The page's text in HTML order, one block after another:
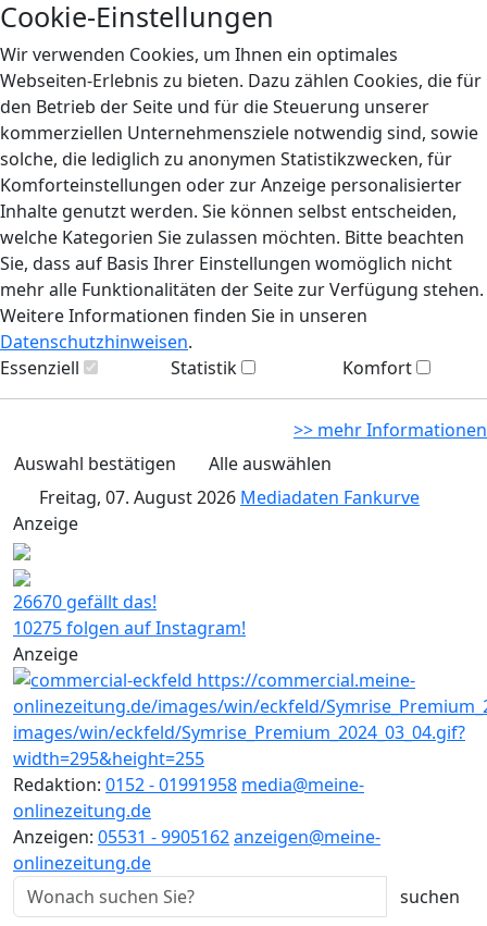
Cookie-Einstellungen
Wir verwenden Cookies, um Ihnen ein optimales
Webseiten-Erlebnis zu bieten. Dazu zählen Cookies, die für
den Betrieb der Seite und für die Steuerung unserer
kommerziellen Unternehmensziele notwendig sind, sowie
solche, die lediglich zu anonymen Statistikzwecken, für
Komforteinstellungen oder zur Anzeige personalisierter
Inhalte genutzt werden. Sie können selbst entscheiden,
welche Kategorien Sie zulassen möchten. Bitte beachten
Sie, dass auf Basis Ihrer Einstellungen womöglich nicht
mehr alle Funktionalitäten der Seite zur Verfügung stehen.
Weitere Informationen finden Sie in unseren
Datenschutzhinweisen.
Essenziell
Statistik Komfort
>> mehr Informationen
Auswahl bestätigen
Alle auswählen
Freitag, 07. August 2026 Mediadaten Fankurve
Anzeige
26670 gefällt das!
10275 folgen auf Instagram!
Anzeige
Redaktion: 0152 - 01991958 media@meine-
onlinezeitung.de
Anzeigen: 05531 - 9905162anzeigen@meine-
onlinezeitung.de